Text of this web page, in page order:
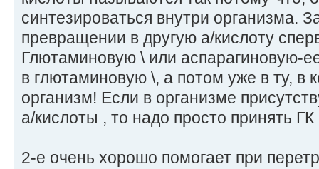
синтезироваться внутри организма.
превращении в другую а/кислоту
Глютаминовую \ или аспарагиновую-
в глютаминовую \, а потом уже в ту, в
организм! Если в организме
а/кислоты , то надо просто принять
2-е очень хорошо помогает при